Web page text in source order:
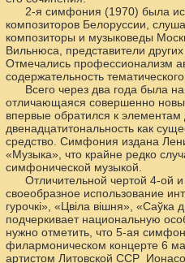
2-я симфония (1970) была
композиторов Белоруссии,
композиторы и музыковеды
Вильнюса, представители
Отмечались профессионализм
содержательность
Всего через два года была
отличающаяся совершенно
впервые обратился к элементам
двенадцатитональность как
средство. Симфония издана
«Музыка», что крайне редко
симфонической музыкой.
Отличительной чертой 4-ой и
своеобразное использование
гурочкі», «Цвіла вішня»,
подчеркивает национальную
нужно отметить, что 5-ая
филармоническом концерте 6
артистом Литовской ССР